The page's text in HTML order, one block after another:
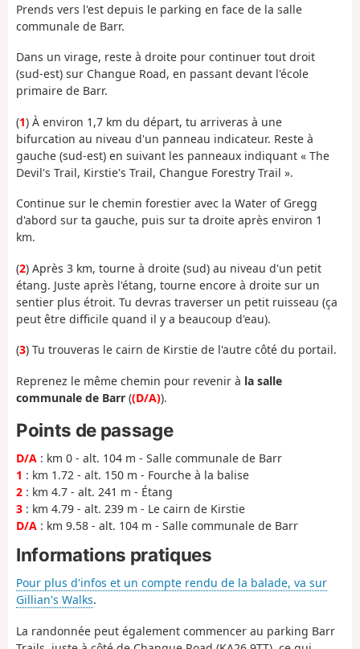
Prends vers l'est depuis le parking en face de la salle
communale de Barr.
Dans un virage, reste à droite pour continuer tout droit
(sud-est) sur Changue Road, en passant devant l'école
primaire de Barr.
(1) À environ 1,7 km du départ, tu arriveras à une
bifurcation au niveau d'un panneau indicateur. Reste à
gauche (sud-est) en suivant les panneaux indiquant « The
Devil's Trail, Kirstie's Trail, Changue Forestry Trail ».
Continue sur le chemin forestier avec la Water of Gregg
d'abord sur ta gauche, puis sur ta droite après environ 1
km.
(2) Après 3 km, tourne à droite (sud) au niveau d'un petit
étang. Juste après l'étang, tourne encore à droite sur un
sentier plus étroit. Tu devras traverser un petit ruisseau (ça
peut être difficile quand il y a beaucoup d'eau).
(3) Tu trouveras le cairn de Kirstie de l'autre côté du portail.
Reprenez le même chemin pour revenir à la salle
communale de Barr ((D/A)).
Points de passage
D/A : km 0 - alt. 104 m - Salle communale de Barr
1 : km 1.72 - alt. 150 m - Fourche à la balise
2 : km 4.7 - alt. 241 m - Étang
3 : km 4.79 - alt. 239 m - Le cairn de Kirstie
D/A : km 9.58 - alt. 104 m - Salle communale de Barr
Informations pratiques
Pour plus d'infos et un compte rendu de la balade, va sur
Gillian's Walks.
La randonnée peut également commencer au parking Barr